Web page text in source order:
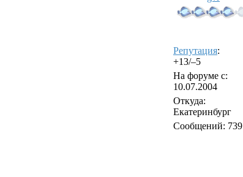
Репутация:
+13/–5
На форуме с:
10.07.2004
Откуда:
Екатеринбург
Сообщений: 739